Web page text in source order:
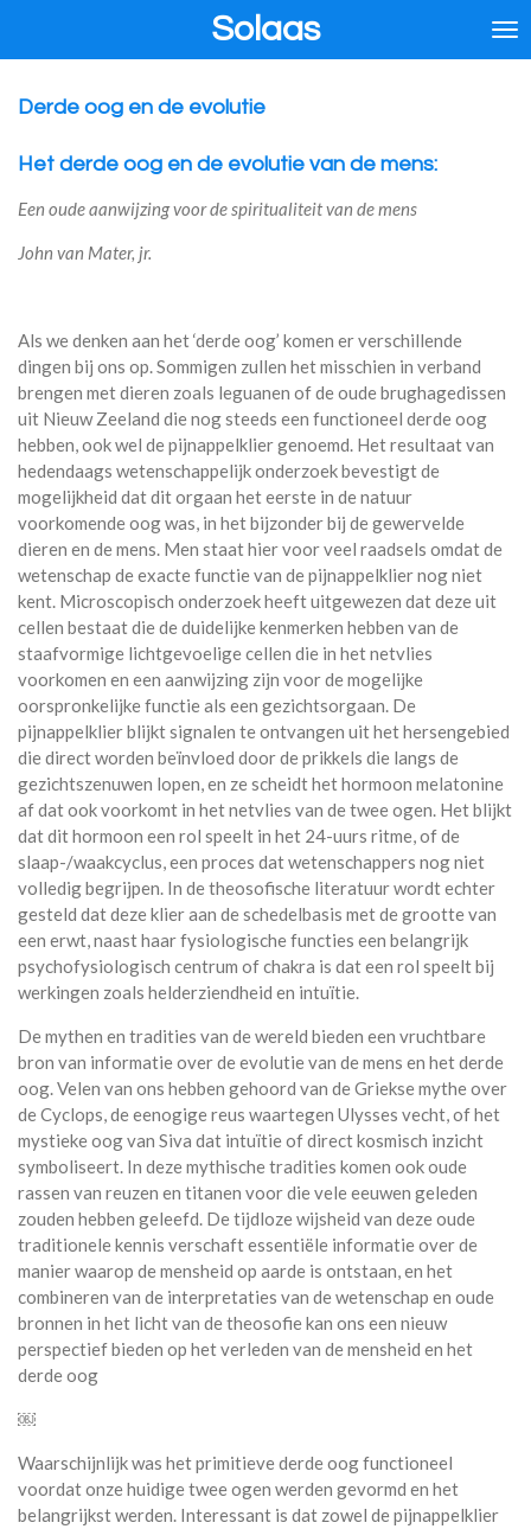
de
Solaas
Derde oog en de evolutie
Het derde oog en de evolutie van de mens:
Een oude aanwijzing voor de spiritualiteit van de mens
John van Mater, jr.
Als we denken aan het ‘derde oog’ komen er verschillende
dingen bij ons op. Sommigen zullen het misschien in verband
brengen met dieren zoals leguanen of de oude brughagedissen
uit Nieuw Zeeland die nog steeds een functioneel derde oog
hebben, ook wel de pijnappelklier genoemd. Het resultaat van
hedendaags wetenschappelijk onderzoek bevestigt de
mogelijkheid dat dit orgaan het eerste in de natuur
voorkomende oog was, in het bijzonder bij de gewervelde
dieren en de mens. Men staat hier voor veel raadsels omdat de
wetenschap de exacte functie van de pijnappelklier nog niet
kent. Microscopisch onderzoek heeft uitgewezen dat deze uit
cellen bestaat die de duidelijke kenmerken hebben van de
staafvormige lichtgevoelige cellen die in het netvlies
voorkomen en een aanwijzing zijn voor de mogelijke
oorspronkelijke functie als een gezichtsorgaan. De
pijnappelklier blijkt signalen te ontvangen uit het hersengebied
die direct worden beïnvloed door de prikkels die langs de
gezichtszenuwen lopen, en ze scheidt het hormoon melatonine
af dat ook voorkomt in het netvlies van de twee ogen. Het blijkt
dat dit hormoon een rol speelt in het 24-uurs ritme, of de
slaap-/waakcyclus, een proces dat wetenschappers nog niet
volledig begrijpen. In de theosofische literatuur wordt echter
gesteld dat deze klier aan de schedelbasis met de grootte van
een erwt, naast haar fysiologische functies een belangrijk
psychofysiologisch centrum of chakra is dat een rol speelt bij
werkingen zoals helderziendheid en intuïtie.
De mythen en tradities van de wereld bieden een vruchtbare
bron van informatie over de evolutie van de mens en het derde
oog. Velen van ons hebben gehoord van de Griekse mythe over
de Cyclops, de eenogige reus waartegen Ulysses vecht, of het
mystieke oog van Siva dat intuïtie of direct kosmisch inzicht
symboliseert. In deze mythische tradities komen ook oude
rassen van reuzen en titanen voor die vele eeuwen geleden
zouden hebben geleefd. De tijdloze wijsheid van deze oude
traditionele kennis verschaft essentiële informatie over de
manier waarop de mensheid op aarde is ontstaan, en het
combineren van de interpretaties van de wetenschap en oude
bronnen in het licht van de theosofie kan ons een nieuw
perspectief bieden op het verleden van de mensheid en het
derde oog
￼
Waarschijnlijk was het primitieve derde oog functioneel
voordat onze huidige twee ogen werden gevormd en het
belangrijkst werden. Interessant is dat zowel de pijnappelklier